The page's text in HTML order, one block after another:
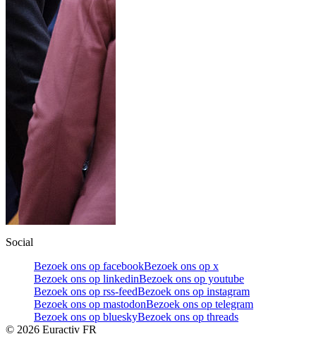
Social
Bezoek ons op facebookBezoek ons op x
Bezoek ons op linkedinBezoek ons op youtube
Bezoek ons op rss-feedBezoek ons op instagram
Bezoek ons op mastodonBezoek ons op telegram
Bezoek ons op blueskyBezoek ons op threads
© 2026 Euractiv FR